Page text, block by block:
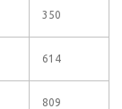
350
614
809